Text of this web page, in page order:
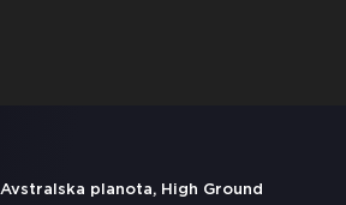
Avstralska planota, High Ground